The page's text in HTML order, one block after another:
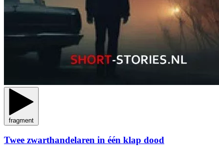
fragment
Twee zwarthandelaren in één klap dood